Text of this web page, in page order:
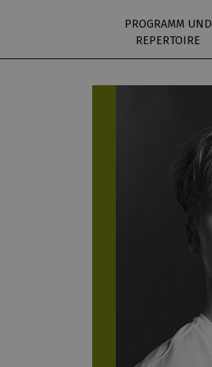
PROGRAMM UND
REPERTOIRE